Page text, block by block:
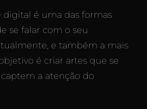
é uma das formas
se falar com o seu
e também a mais
é criar artes que se
a atenção do